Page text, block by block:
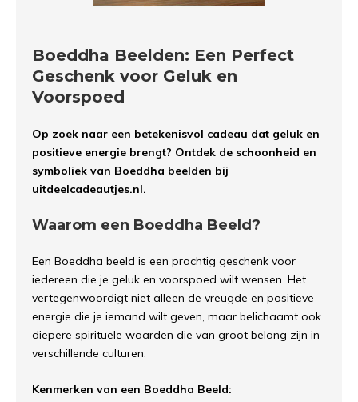
Boeddha Beelden: Een Perfect
Geschenk voor Geluk en
Voorspoed
Op zoek naar een betekenisvol cadeau dat geluk en
positieve energie brengt? Ontdek de schoonheid en
symboliek van Boeddha beelden bij
uitdeelcadeautjes.nl.
Waarom een Boeddha Beeld?
Een Boeddha beeld is een prachtig geschenk voor
iedereen die je geluk en voorspoed wilt wensen. Het
vertegenwoordigt niet alleen de vreugde en positieve
energie die je iemand wilt geven, maar belichaamt ook
diepere spirituele waarden die van groot belang zijn in
verschillende culturen.
Kenmerken van een Boeddha Beeld: